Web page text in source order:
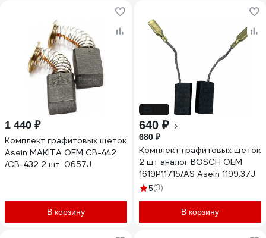
1 440 ₽
Комплект графитовых щеток
Asein MAKITA OEM CB-442
/CB-432 2 шт. 0657J
В корзину
640 ₽
680 ₽
Комплект графитовых щеток
2 шт аналог BOSCH OEM
1619P11715/AS Asein 1199.37J
5(3)
В корзину